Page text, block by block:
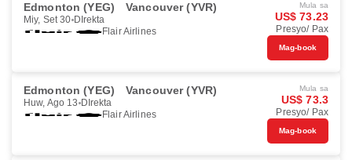
Edmonton (YEG) Vancouver (YVR)
Miy, Set 30 DIrekta
Flair Airlines
Mula sa
US$ 73.23
Presyo/ Pax
Mag-book
Edmonton (YEG) Vancouver (YVR)
Huw, Ago 13 DIrekta
Flair Airlines
Mula sa
US$ 73.3
Presyo/ Pax
Mag-book